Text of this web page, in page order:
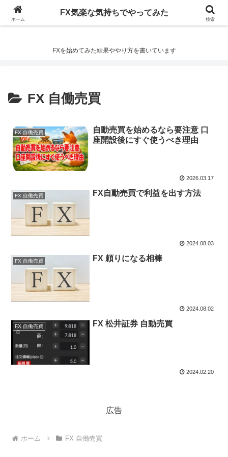
FX気楽な気持ちでやってみた
FXを始めてみた結果ややり方を書いています
FX 自働売買
FX 自働売買
自動売買を始めるなら要注意 口
座開設後にすぐ使うべき理由
2026.03.17
FX 自働売買 FX自動売買で利益を出す方法
2024.08.03
FX 自働売買 FX 頼りになる相棒
2024.08.02
FX 自働売買 FX 松井証券 自動売買
2024.02.20
広告
ホーム FX 自働売買
ホーム
FX気楽な気持ちでやってみた
検索